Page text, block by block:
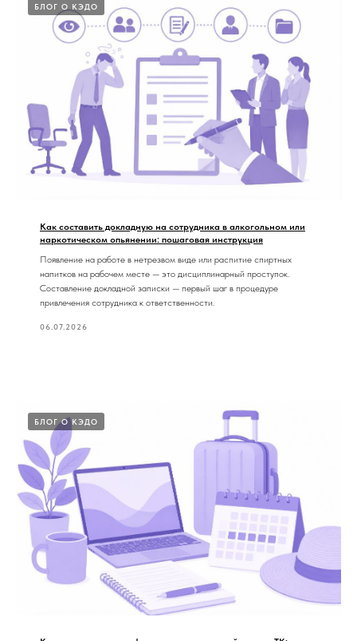
БЛОГ О КЭДО
Как составить докладную на сотрудника в алкогольном или
наркотическом опьянении: пошаговая инструкция
Появление на работе в нетрезвом виде или распитие спиртных
напитков на рабочем месте — это дисциплинарный проступок.
Составление докладной записки — первый шаг в процедуре
привлечения сотрудника к ответственности.
06.07.2026
БЛОГ О КЭДО